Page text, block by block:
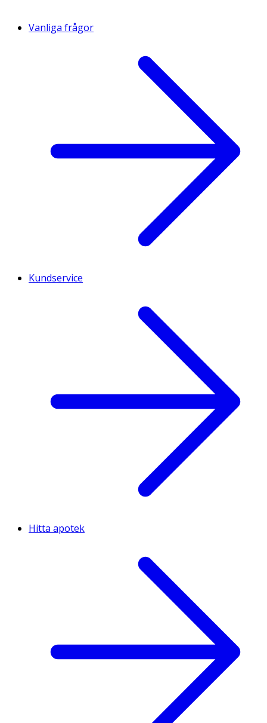
Vanliga frågor
Kundservice
Hitta apotek